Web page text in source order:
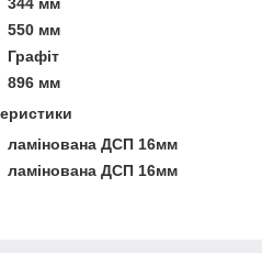
550 мм
Графіт
896 мм
ламінована ДСП 16мм
ламінована ДСП 16мм